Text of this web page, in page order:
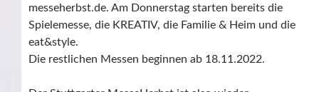
messeherbst.de. Am Donnerstag starten bereits die
Spielemesse, die KREATIV, die Familie & Heim und die
eat&style.
Die restlichen Messen beginnen ab 18.11.2022.